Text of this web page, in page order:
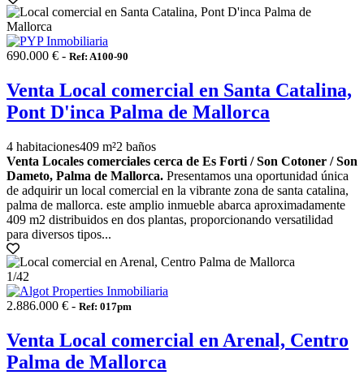
690.000 € - Ref: A100-90
Venta Local comercial en Santa Catalina,
Pont D'inca Palma de Mallorca
4 habitaciones409 m²2 baños
Venta Locales comerciales cerca de Es Forti / Son Cotoner / Son
Dameto, Palma de Mallorca. Presentamos una oportunidad única
de adquirir un local comercial en la vibrante zona de santa catalina,
palma de mallorca. este amplio inmueble abarca aproximadamente
409 m2 distribuidos en dos plantas, proporcionando versatilidad
para diversos tipos...
1/42
2.886.000 € - Ref: 017pm
Venta Local comercial en Arenal, Centro
Palma de Mallorca